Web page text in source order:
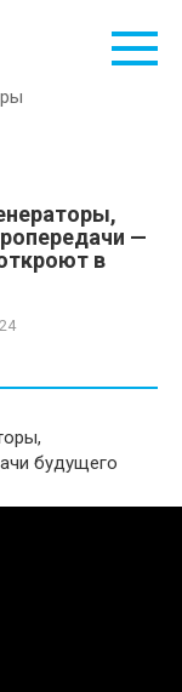
—
в